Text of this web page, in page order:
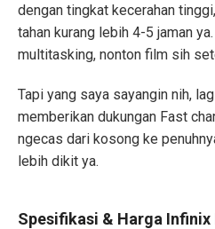
dengan tingkat kecerahan
tahan kurang lebih 4-5 jaman
multitasking, nonton film sih
Tapi yang saya sayangin nih,
memberikan dukungan Fast
ngecas dari kosong ke
lebih dikit ya.
Spesifikasi & Harga Infinix